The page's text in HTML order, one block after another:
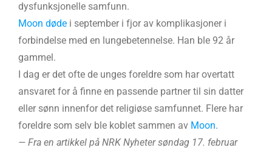
dysfunksjonelle samfunn.
Moon døde i september i fjor av komplikasjoner i
forbindelse med en lungebetennelse. Han ble 92 år
gammel.
I dag er det ofte de unges foreldre som har overtatt
ansvaret for å finne en passende partner til sin datter
eller sønn innenfor det religiøse samfunnet. Flere har
foreldre som selv ble koblet sammen av Moon.
— Fra en artikkel på NRK Nyheter søndag 17. februar